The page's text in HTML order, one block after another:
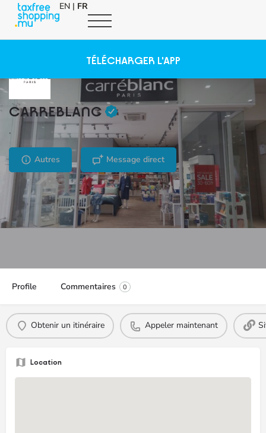
EN | FR
TÉLÉCHARGER L'APP
CARREBLANC
.
Autres Message direct
Profile Commentaires 0
Obtenir un itinéraire Appeler maintenant
Location